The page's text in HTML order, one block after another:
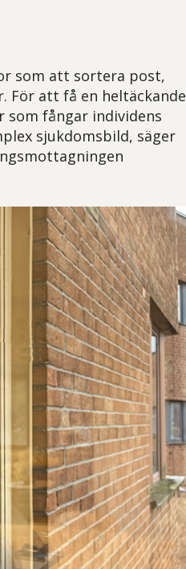
som att sortera post,
För att få en heltäckande
som fångar individens
sjukdomsbild, säger